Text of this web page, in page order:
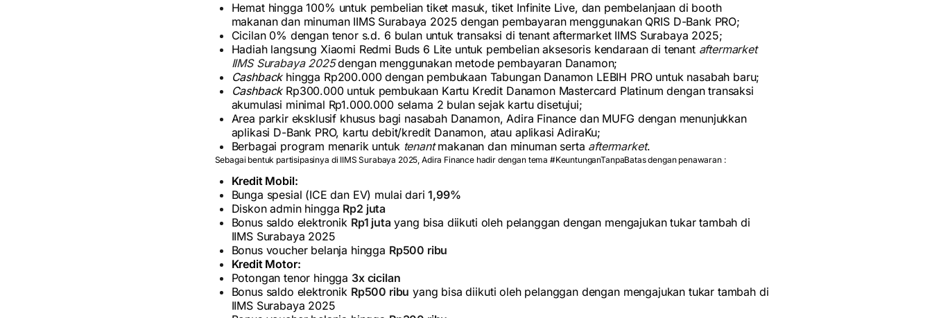
Hemat hingga 100% untuk pembelian tiket masuk, tiket Infinite Live, dan pembelanjaan di booth
makanan dan minuman IIMS Surabaya 2025 dengan pembayaran menggunakan QRIS D-Bank PRO;
Cicilan 0% dengan tenor s.d. 6 bulan untuk transaksi di tenant aftermarket IIMS Surabaya 2025;
Hadiah langsung Xiaomi Redmi Buds 6 Lite untuk pembelian aksesoris kendaraan di tenant aftermarket
IIMS Surabaya 2025dengan menggunakan metode pembayaran Danamon;
Cashbackhingga Rp200.000 dengan pembukaan Tabungan Danamon LEBIH PRO untuk nasabah baru;
CashbackRp300.000 untuk pembukaan Kartu Kredit Danamon Mastercard Platinum dengan transaksi
akumulasi minimal Rp1.000.000 selama 2 bulan sejak kartu disetujui;
Area parkir eksklusif khusus bagi nasabah Danamon, Adira Finance dan MUFG dengan menunjukkan
aplikasi D-Bank PRO, kartu debit/kredit Danamon, atau aplikasi AdiraKu;
Berbagai program menarik untuk tenantmakanan dan minuman serta aftermarket.
Sebagai bentuk partisipasinya di IIMS Surabaya 2025, Adira Finance hadir dengan tema #KeuntunganTanpaBatas dengan penawaran :
Kredit Mobil:
Bunga spesial (ICE dan EV) mulai dari1,99%
Diskon admin hingga Rp2 juta
Bonus saldo elektronik Rp1 jutayang bisa diikuti oleh pelanggan dengan mengajukan tukar tambah di
IIMS Surabaya 2025
Bonus voucher belanja hingga Rp500 ribu
Kredit Motor:
Potongan tenor hingga 3x cicilan
Bonus saldo elektronik Rp500 ribu yang bisa diikuti oleh pelanggan dengan mengajukan tukar tambah di
IIMS Surabaya 2025